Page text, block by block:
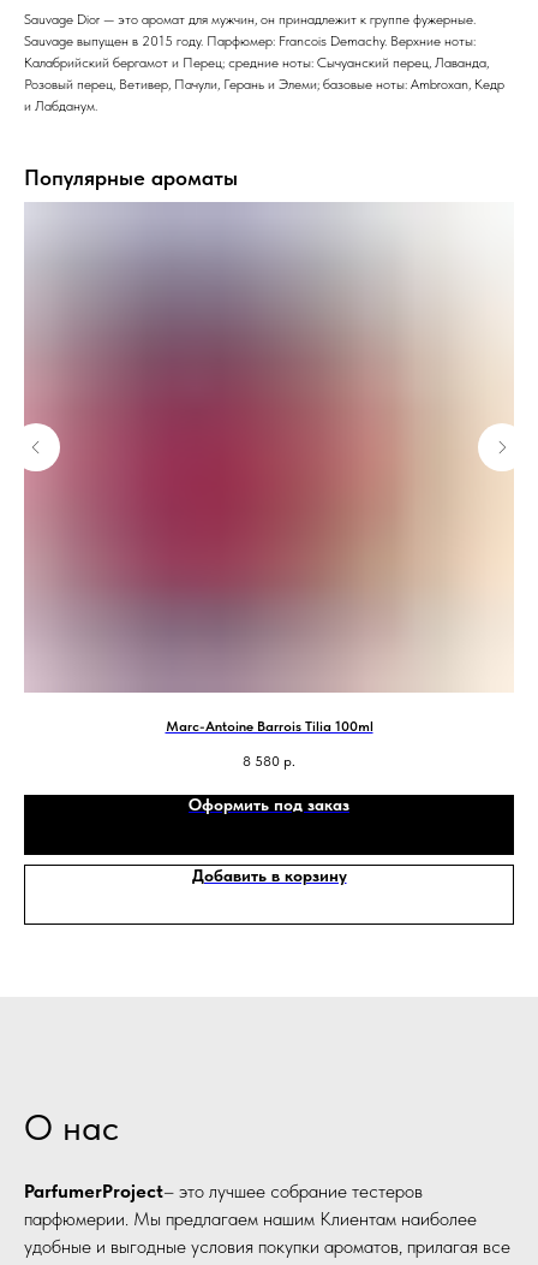
Sauvage Dior — это аромат для мужчин, он принадлежит к группе фужерные.
Sauvage выпущен в 2015 году. Парфюмер: Francois Demachy. Верхние ноты:
Калабрийский бергамот и Перец; средние ноты: Сычуанский перец, Лаванда,
Розовый перец, Ветивер, Пачули, Герань и Элеми; базовые ноты: Ambroxan, Кедр
и Лабданум.
Популярные ароматы
Marc-Antoine Barrois Tilia 100ml
8 580 р.
Оформить под заказ
Добавить в корзину
О нас
ParfumerProject– это лучшее собрание тестеров
парфюмерии. Мы предлагаем нашим Клиентам наиболее
удобные и выгодные условия покупки ароматов, прилагая все